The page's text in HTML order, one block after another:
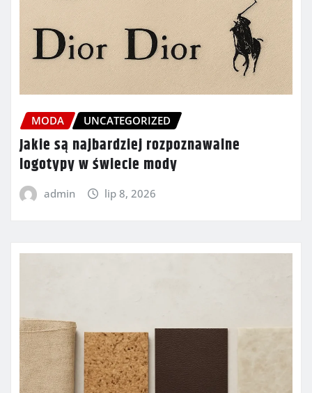
MODA UNCATEGORIZED
Jakie są najbardziej rozpoznawalne
logotypy w świecie mody
admin lip 8, 2026